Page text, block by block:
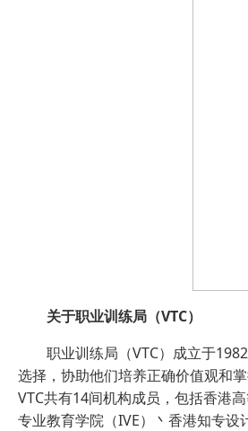
关于职业训练局（VTC）
职业训练局（VTC）成立于
选择，协助他们培养正确价值观和
VTC共有14间机构成员，包括香港
专业教育学院（IVE）丶香港知专